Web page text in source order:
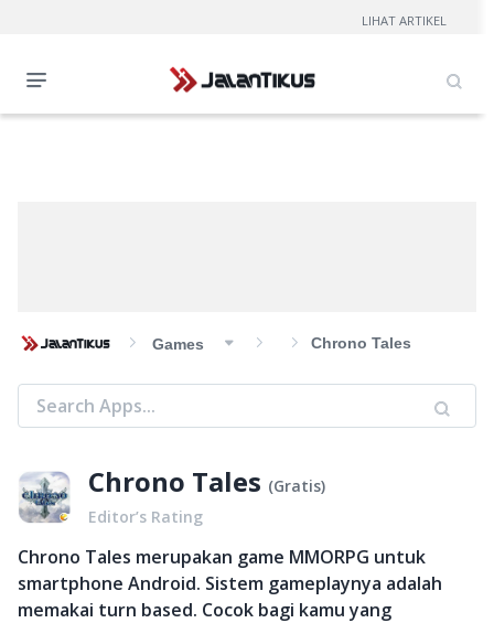
Games Chrono Tales
Chrono Tales (Gratis)
Editor’s Rating
Chrono Tales merupakan game MMORPG untuk
smartphone Android. Sistem gameplaynya adalah
memakai turn based. Cocok bagi kamu yang
LIHAT ARTIKEL